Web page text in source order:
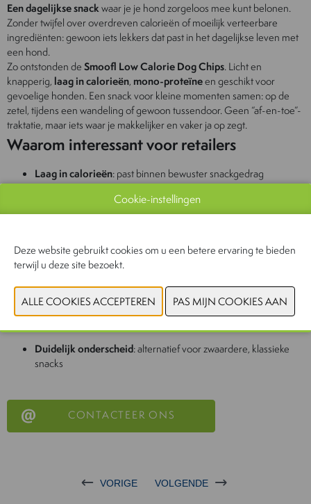
Een dagelijkse snackwaar je je hond zorgeloos mee kunt belonen.
Zonder twijfel over overdreven calorieën of moeilijk verteerbare
ingrediënten: gewoon iets lekkers dat past in het dagelijkse leven met
een hond.
Zo ontstonden deSmoofl Low Calorie Dog Chips. Licht en
knapperig, laag in calorieën, mono-proteïneen geschikt voor
gevoelige honden. Een snack voor kleine momenten samen: op de
zetel, tijdens een wandeling of gewoon tussendoor. Geen “af-en-toe”-
traktatie, maar iets waar je makkelijker en vaker ja op zegt.
Waarom interessant voor retailers
Laag in calorieën: past binnen bewuster snackgedrag
Makkelijk verteerbaar: geschikt voor een breed
hondenpubliek
Mono-proteïne: extra relevant voor gevoelige honden
Regelmatige limited editions
herhaalbezoek
Sterke herhaalaankopen: dagelijkse snack = frequente rotatie
Duidelijk onderscheid: alternatief voor zwaardere, klassieke
snacks
CONTACTEER ONS
VORIGE VOLGENDE
Cookie-instellingen
Deze website gebruikt cookies om u een betere ervaring te bieden
terwijl u deze site bezoekt.